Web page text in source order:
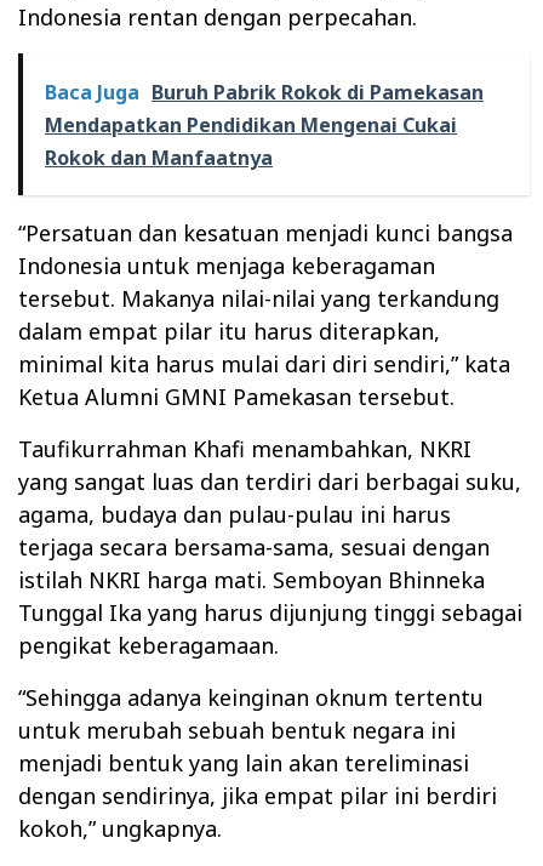
Indonesia rentan dengan perpecahan.
Baca Juga Buruh Pabrik Rokok di Pamekasan
Mendapatkan Pendidikan Mengenai Cukai
Rokok dan Manfaatnya
“Persatuan dan kesatuan menjadi kunci bangsa
Indonesia untuk menjaga keberagaman
tersebut. Makanya nilai-nilai yang terkandung
dalam empat pilar itu harus diterapkan,
minimal kita harus mulai dari diri sendiri,” kata
Ketua Alumni GMNI Pamekasan tersebut.
Taufikurrahman Khafi menambahkan, NKRI
yang sangat luas dan terdiri dari berbagai suku,
agama, budaya dan pulau-pulau ini harus
terjaga secara bersama-sama, sesuai dengan
istilah NKRI harga mati. Semboyan Bhinneka
Tunggal Ika yang harus dijunjung tinggi sebagai
pengikat keberagamaan.
“Sehingga adanya keinginan oknum tertentu
untuk merubah sebuah bentuk negara ini
menjadi bentuk yang lain akan tereliminasi
dengan sendirinya, jika empat pilar ini berdiri
kokoh,” ungkapnya.